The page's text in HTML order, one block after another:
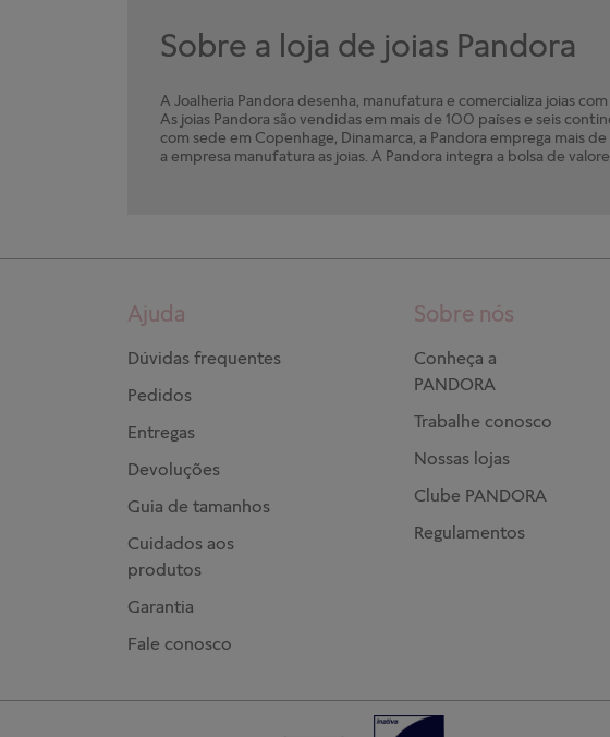
Sobre a loja de joias Pandora
A Joalheria Pandora desenha, manufatura e comercializa joias
As joias Pandora são vendidas em mais de 100 países e seis
com sede em Copenhage, Dinamarca, a Pandora emprega mais
a empresa manufatura as joias. A Pandora integra a bolsa de
Ajuda
Dúvidas frequentes
Pedidos
Entregas
Devoluções
Guia de tamanhos
Cuidados aos
produtos
Garantia
Fale conosco
Sobre nós
Conheça a
PANDORA
Trabalhe conosco
Nossas lojas
Clube PANDORA
Regulamentos